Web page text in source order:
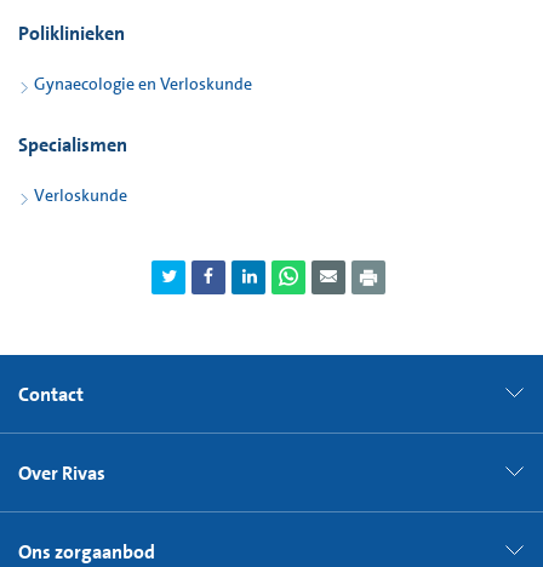
als de moeder 36 jaar of ouder is. De kans op een kind met
leeftijd; aangeboren afwijkingen zoals een open rug
Onderzoek naar erfelijke en aangeboren aandoeningen
wordt antenatale of prenatale diagnostiek genoemd Met
chromosoomafwijkingen worden aangetoond. Een
voorbeeld is Downsyndroom. Twee onderzoeken kunnen
Downsyndroom.
Echchoscopisch onderzoek. Daarbij wordt de dikte
gemeten van de nekplooi van de foetus (de vrucht) in de
derde maand van de zwangerschap.
Poliklinieken
Gynaecologie en Verloskunde
Specialismen
Verloskunde
Contact
Over Rivas
Ons zorgaanbod